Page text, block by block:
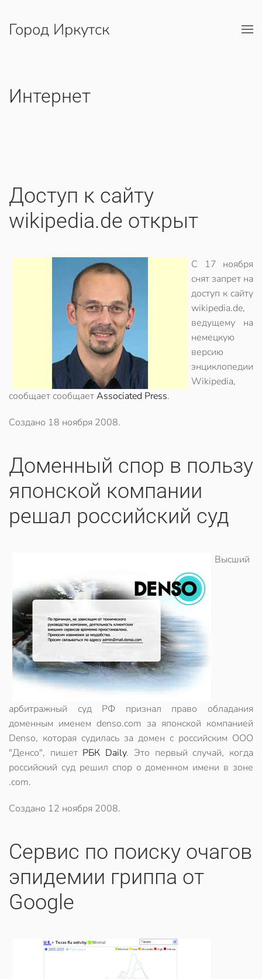
Перейти к содержимому
Город Иркутск
Интернет
Доступ к сайту
wikipedia.de открыт
С 17 ноября
снят запрет на
доступ к сайту
wikipedia.de,
ведущему на
немецкую
версию
энциклопедии
Wikipedia,
сообщает сообщаетAssociated Press.
Создано 18 ноября 2008.
Доменный спор в пользу
японской компании
решал российский суд
Высший
арбитражный суд РФ признал право обладания
доменным именем denso.com за японской компанией
Denso, которая судилась за домен с российским ООО
"Денсо", пишет РБК Daily. Это первый случай, когда
российский суд решил спор о доменном имени в зоне
.com.
Создано 12 ноября 2008.
Сервис по поиску очагов
эпидемии гриппа от
Google